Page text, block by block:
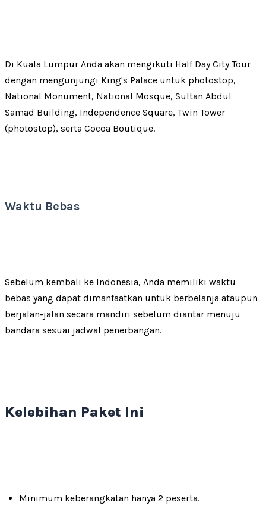
Di Kuala Lumpur Anda akan mengikuti Half Day City Tour
dengan mengunjungi King's Palace untuk photostop,
National Monument, National Mosque, Sultan Abdul
Samad Building, Independence Square, Twin Tower
(photostop), serta Cocoa Boutique.
Waktu Bebas
Sebelum kembali ke Indonesia, Anda memiliki waktu
bebas yang dapat dimanfaatkan untuk berbelanja ataupun
berjalan-jalan secara mandiri sebelum diantar menuju
bandara sesuai jadwal penerbangan.
Kelebihan Paket Ini
Minimum keberangkatan hanya 2 peserta.